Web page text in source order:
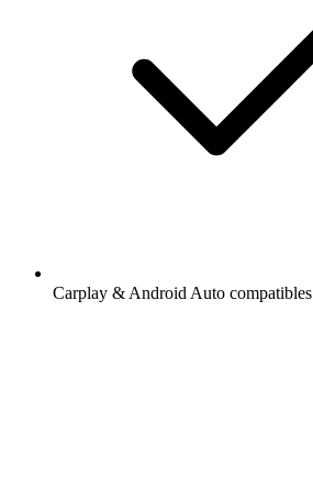
Carplay & Android Auto compatibles